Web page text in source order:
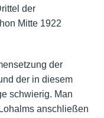
der
Mitte 1922
der
der in diesem
schwierig. Man
anschließen